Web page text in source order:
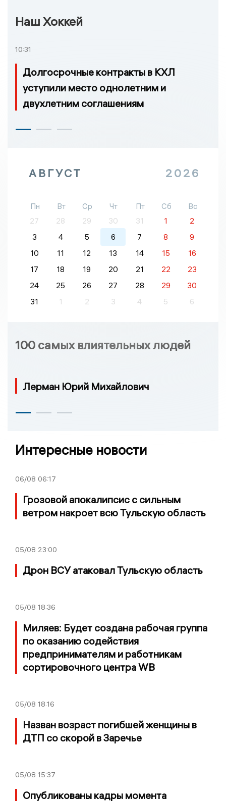
Наш Хоккей
10:31
Долгосрочные контракты в КХЛ
уступили место однолетним и
двухлетним соглашениям
АВГУСТ 2026
Пн Вт Ср Чт Пт Сб
Вс
27
28 29 30 31 1
2
3
4 5 6 7 8
9
10
11 12 13 14 15
16
17
18 19 20 21 22
23
24
25 26 27 28 29
30
31
1 2 3 4 5 6
100 самых влиятельных людей
Лерман Юрий Михайлович
Интересные новости
06/08 06:17
Грозовой апокалипсис с сильным
ветром накроет всю Тульскую область
05/08 23:00
Дрон ВСУ атаковал Тульскую область
05/08 18:36
Миляев: Будет создана рабочая группа
по оказанию содействия
предпринимателям и работникам
сортировочного центра WB
05/08 18:16
Назван возраст погибшей женщины в
ДТП со скорой в Заречье
05/08 15:37
Опубликованы кадры момента